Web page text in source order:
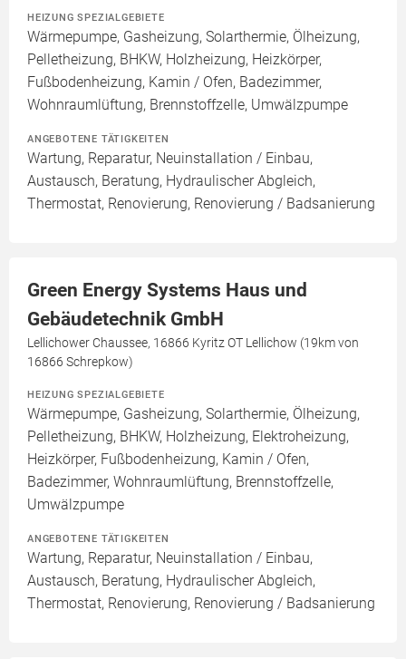
HEIZUNG SPEZIALGEBIETE
Wärmepumpe, Gasheizung, Solarthermie, Ölheizung,
Pelletheizung, BHKW, Holzheizung, Heizkörper,
Fußbodenheizung, Kamin / Ofen, Badezimmer,
Wohnraumlüftung, Brennstoffzelle, Umwälzpumpe
ANGEBOTENE TÄTIGKEITEN
Wartung, Reparatur, Neuinstallation / Einbau,
Austausch, Beratung, Hydraulischer Abgleich,
Thermostat, Renovierung, Renovierung / Badsanierung
Green Energy Systems Haus und
Gebäudetechnik GmbH
Lellichower Chaussee, 16866 Kyritz OT Lellichow (19km von
16866 Schrepkow)
HEIZUNG SPEZIALGEBIETE
Wärmepumpe, Gasheizung, Solarthermie, Ölheizung,
Pelletheizung, BHKW, Holzheizung, Elektroheizung,
Heizkörper, Fußbodenheizung, Kamin / Ofen,
Badezimmer, Wohnraumlüftung, Brennstoffzelle,
Umwälzpumpe
ANGEBOTENE TÄTIGKEITEN
Wartung, Reparatur, Neuinstallation / Einbau,
Austausch, Beratung, Hydraulischer Abgleich,
Thermostat, Renovierung, Renovierung / Badsanierung